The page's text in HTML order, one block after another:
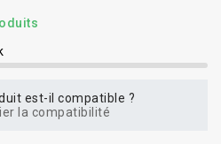
est-il compatible ?
la compatibilité